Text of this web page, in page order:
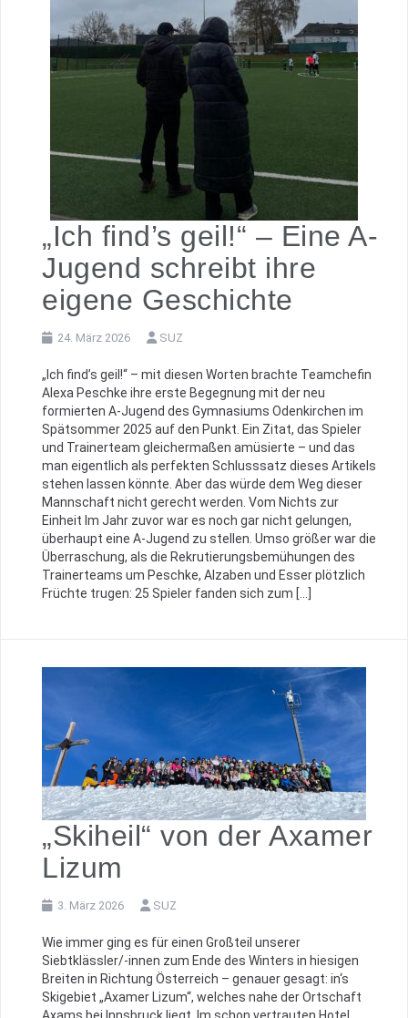
„Ich find’s geil!“ – Eine A-
Jugend schreibt ihre
eigene Geschichte
24. März 2026 SUZ
„Ich find’s geil!“ – mit diesen Worten brachte Teamchefin
Alexa Peschke ihre erste Begegnung mit der neu
formierten A-Jugend des Gymnasiums Odenkirchen im
Spätsommer 2025 auf den Punkt. Ein Zitat, das Spieler
und Trainerteam gleichermaßen amüsierte – und das
man eigentlich als perfekten Schlusssatz dieses Artikels
stehen lassen könnte. Aber das würde dem Weg dieser
Mannschaft nicht gerecht werden. Vom Nichts zur
Einheit Im Jahr zuvor war es noch gar nicht gelungen,
überhaupt eine A-Jugend zu stellen. Umso größer war die
Überraschung, als die Rekrutierungsbemühungen des
Trainerteams um Peschke, Alzaben und Esser plötzlich
Früchte trugen: 25 Spieler fanden sich zum […]
„Skiheil“ von der Axamer
Lizum
3. März 2026 SUZ
Wie immer ging es für einen Großteil unserer
Siebtklässler/-innen zum Ende des Winters in hiesigen
Breiten in Richtung Österreich – genauer gesagt: in‘s
Skigebiet „Axamer Lizum“, welches nahe der Ortschaft
Axams bei Innsbruck liegt. Im schon vertrauten Hotel